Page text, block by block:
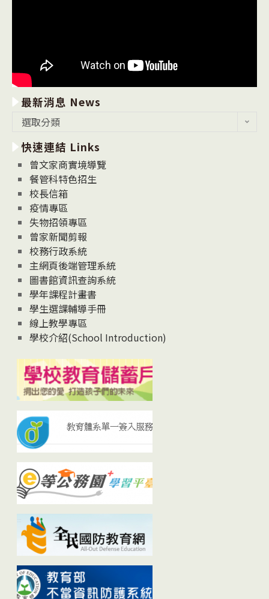
最新消息 News
消
息
News
選取分類
快速連結 Links
曾文家商實境導覽
餐管科特色招生
校長信箱
疫情專區
失物招領專區
曾家新聞剪報
校務行政系統
主網頁後端管理系統
圖書館資訊查詢系統
學年課程計畫書
學生選課輔導手冊
線上教學專區
學校介紹(School Introduction)